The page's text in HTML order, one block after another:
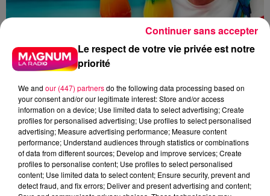
MAGNUM LA RADIO
MAGNUM DRIVE
QUIZZTONIC
VOSGES
CHATEL SUR MOSELLE
Le respect de votre vie privée est notre
priorité
We and our (447) partnersdo the following data processing based on
your consent and/or our legitimate interest: Store and/or access
information on a device; Use limited data to select advertising; Create
profiles for personalised advertising; Use profiles to select personalised
advertising; Measure advertising performance; Measure content
performance; Understand audiences through statistics or combinations
of data from different sources; Develop and improve services; Create
profiles to personalise content; Use profiles to select personalised
content; Use limited data to select content; Ensure security, prevent and
detect fraud, and fix errors; Deliver and present advertising and content;
Continuer sans accepter